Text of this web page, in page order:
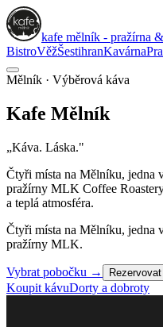
kafe mělník - pražírna
BistroVěžŠestihranKavárna
Mělník · Výběrová káva
Kafe Mělník
„Káva. Láska."
Čtyři místa na Mělníku, jedna
pražírny MLK Coffee
a teplá atmosféra.
Čtyři místa na Mělníku, jedna
pražírny MLK.
Vybrat pobočku → Rezervovat
Koupit kávuDorty a dobroty